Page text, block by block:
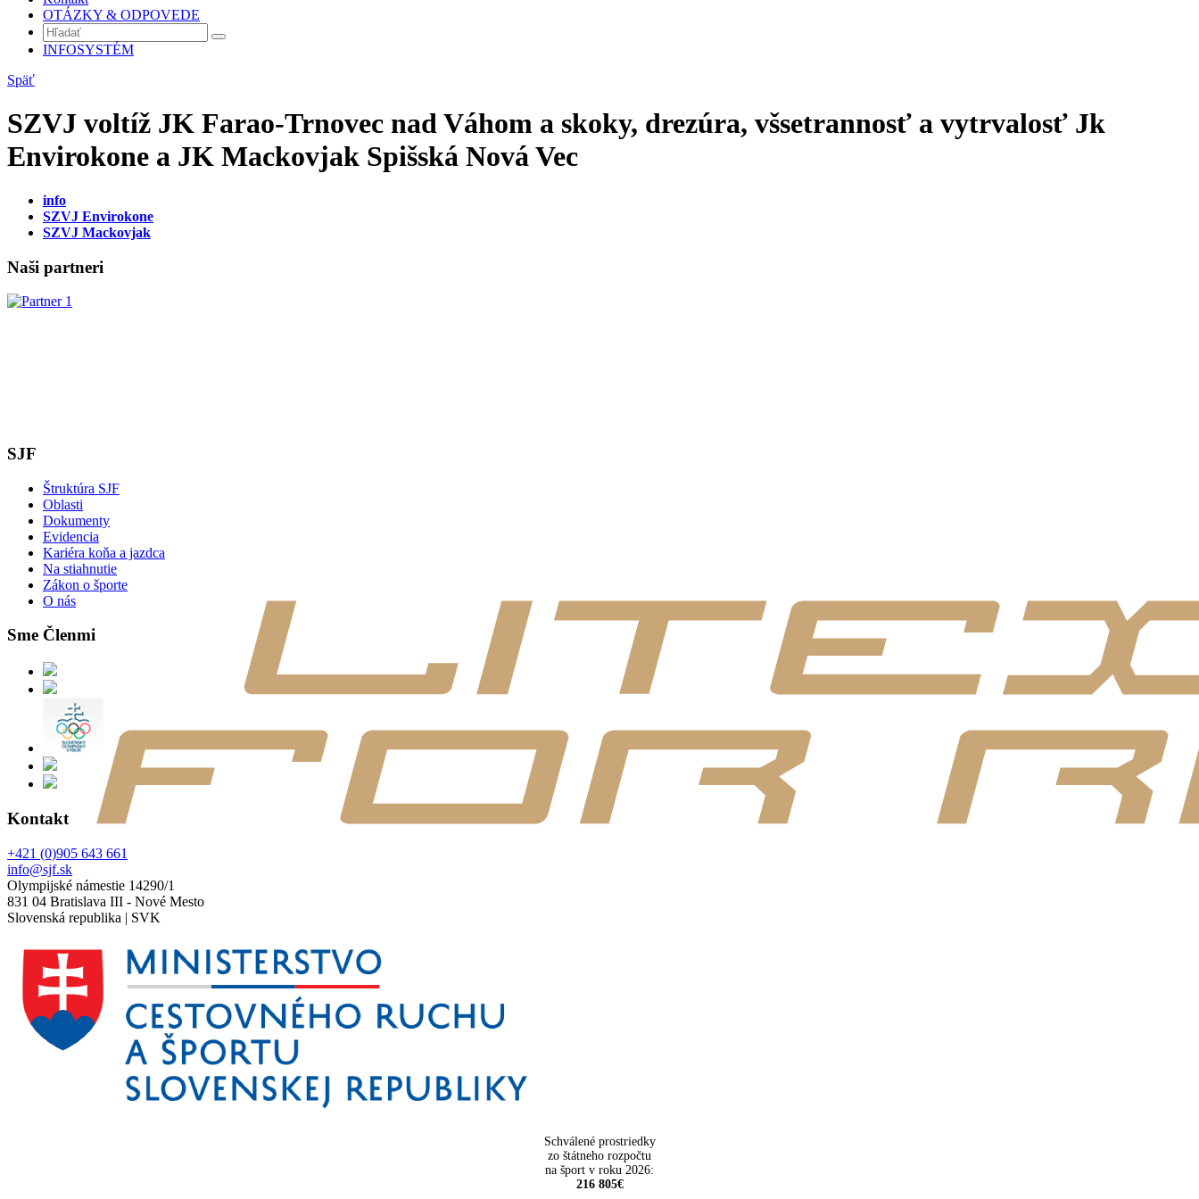
OTÁZKY & ODPOVEDE
INFOSYSTÉM
Späť
SZVJ voltíž JK Farao-Trnovec nad Váhom a skoky, drezúra, všsetrannosť a vytrvalosť Jk
Envirokone a JK Mackovjak Spišská Nová Vec
info
SZVJ Envirokone
SZVJ Mackovjak
Naši partneri
SJF
Štruktúra SJF
Oblasti
Dokumenty
Evidencia
Kariéra koňa a jazdca
Na stiahnutie
Zákon o športe
O nás
Sme Členmi
Kontakt
+421 (0)905 643 661
info@sjf.sk
Olympijské námestie 14290/1
831 04 Bratislava III - Nové Mesto
Slovenská republika | SVK
Schválené prostriedky
zo štátneho rozpočtu
na šport v roku 2026:
216 805€